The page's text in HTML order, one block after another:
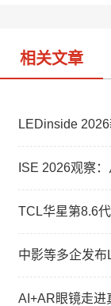
相关文章
LEDinside
ISE 2026观察
TCL华星第8.6
中影等多企发布
AI+AR眼镜走进